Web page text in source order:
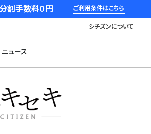
割手数料０円 ご利用条件はこちら
ニュース
シチズンについて